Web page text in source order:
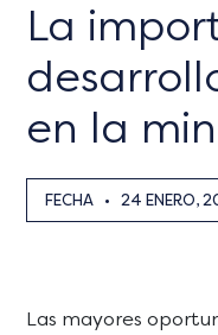
La
en la
FECHA • 24 ENERO,
Las mayores